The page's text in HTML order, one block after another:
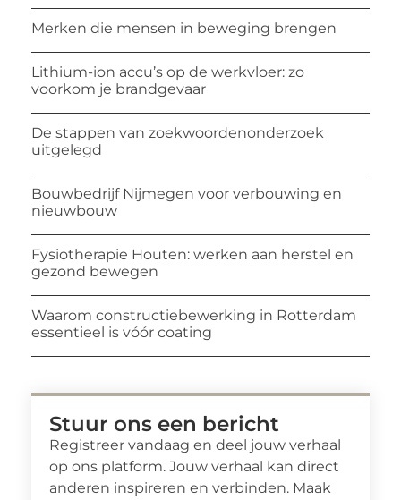
Merken die mensen in beweging brengen
Lithium-ion accu’s op de werkvloer: zo
voorkom je brandgevaar
De stappen van zoekwoordenonderzoek
uitgelegd
Bouwbedrijf Nijmegen voor verbouwing en
nieuwbouw
Fysiotherapie Houten: werken aan herstel en
gezond bewegen
Waarom constructiebewerking in Rotterdam
essentieel is vóór coating
Stuur ons een bericht
Registreer vandaag en deel jouw verhaal
op ons platform. Jouw verhaal kan direct
anderen inspireren en verbinden. Maak